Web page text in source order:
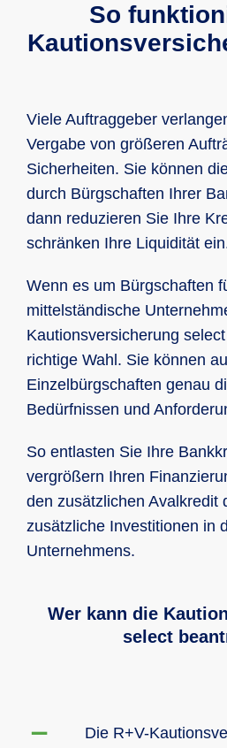
So
Viele Auftraggeber
Vergabe von größeren
Sicherheiten. Sie können
durch Bürgschaften Ihrer
dann reduzieren Sie Ihre
schränken Ihre Liquidität
Wenn es um Bürgschaften
mittelständische
Kautionsversicherung
richtige Wahl. Sie können
Einzelbürgschaften genau
Bedürfnissen und
So entlasten Sie Ihre
vergrößern Ihren
den zusätzlichen Avalkredit
zusätzliche Investitionen in
Unternehmens.
Wer kann die
select
Die R+V-